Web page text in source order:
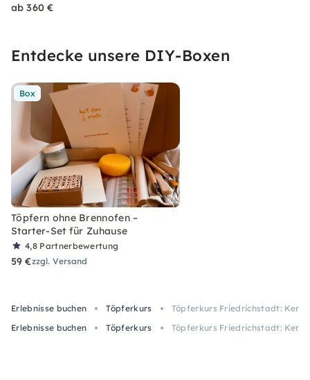
ab 360 €
Entdecke unsere DIY-Boxen
Box
Töpfern ohne Brennofen –
Starter-Set für Zuhause
4,8 Partnerbewertung
59 €zzgl. Versand
Erlebnisse buchen Töpferkurs
Töpferkurs Friedrichstadt:
Erlebnisse buchen
Töpferkurs Töpferkurs Friedrichstadt: